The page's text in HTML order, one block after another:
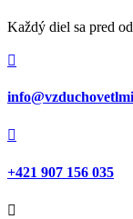
Každý diel sa pred


+421 907 156 035
